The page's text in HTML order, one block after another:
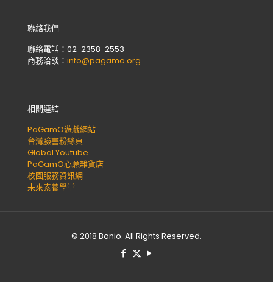
聯絡我們
聯絡電話：02-2358-2553
商務洽談： info@pagamo.org
相關連結
PaGamO遊戲網站
台灣臉書粉絲頁
Global Youtube
PaGamO心願雜貨店
校園服務資訊網
未來素養學堂
© 2018 Bonio. All Rights Reserved.